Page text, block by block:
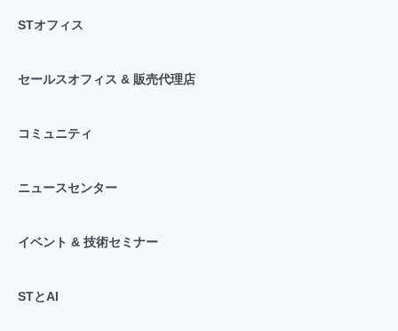
STオフィス
セールスオフィス & 販売代理店
コミュニティ
ニュースセンター
イベント & 技術セミナー
STとAI